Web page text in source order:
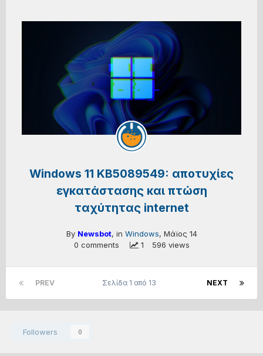
Windows 11 KB5089549: αποτυχίες
εγκατάστασης και πτώση
ταχύτητας internet
By Newsbot, in Windows, Μάϊος 14
0 comments
1 596 views
PREV NEXT
Σελίδα 1 από 13
Followers 0